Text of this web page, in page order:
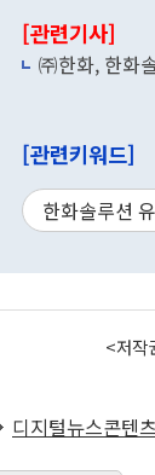
[관련기사]
㈜한화, 한화
[관련키워드]
한화솔루션
<저작
디지털뉴스콘텐